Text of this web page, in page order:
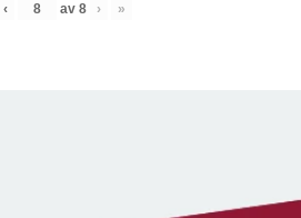
‹ av 8 › »